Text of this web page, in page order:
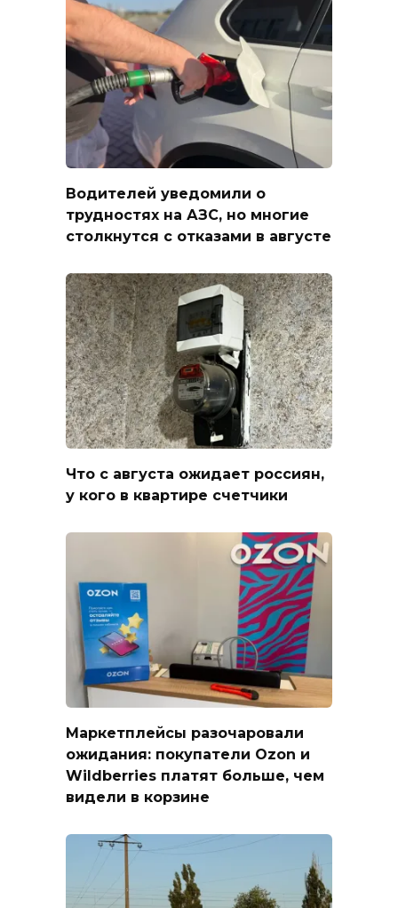
Водителей уведомили о
трудностях на АЗС, но многие
столкнутся с отказами в августе
Что с августа ожидает россиян,
у кого в квартире счетчики
Маркетплейсы разочаровали
ожидания: покупатели Ozon и
Wildberries платят больше, чем
видели в корзине